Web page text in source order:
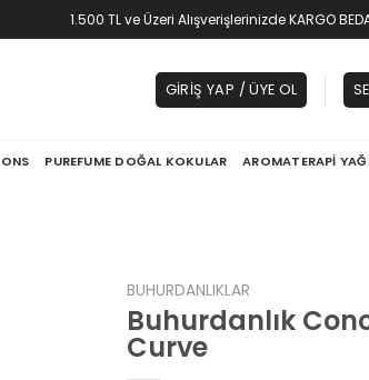
1.500 TL ve Üzeri Alışverişlerinizde KARGO
GIRIŞ YAP / ÜYE OL
PUREFUME DOĞAL KOKULAR AROMATERAPI
BUHURDANLIKLAR
Buhurdanlık
Curve